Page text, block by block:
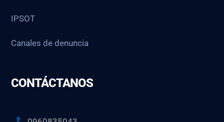
IPSOT
Canales de denuncia
CONTÁCTANOS